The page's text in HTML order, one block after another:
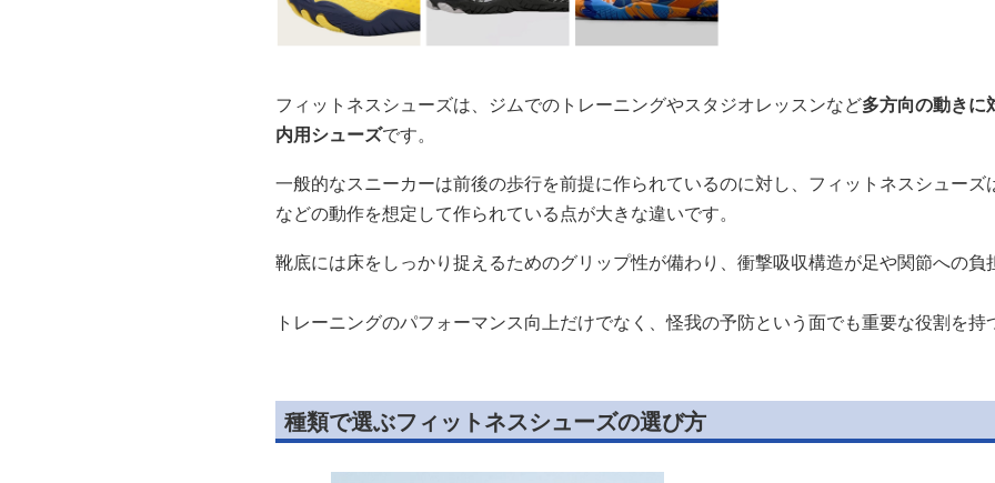
フィットネスシューズは、ジムでのトレーニングやスタジオレッスンなど多方向の動きに
内用シューズです。
一般的なスニーカーは前後の歩行を前提に作られているのに対し、フィットネスシュー
などの動作を想定して作られている点が大きな違いです。
靴底には床をしっかり捉えるためのグリップ性が備わり、衝撃吸収構造が足や関節への負
トレーニングのパフォーマンス向上だけでなく、怪我の予防という面でも重要な役割を持
種類で選ぶフィットネスシューズの選び方